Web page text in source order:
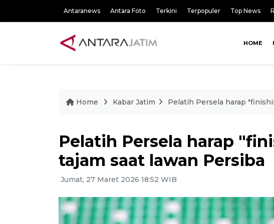
Antaranews Antara Foto Terkini Terpopuler Top News
HOME
Home Kabar Jatim Pelatih Persela harap
Pelatih Persela harap
tajam saat lawan Persiba
Jumat, 27 Maret 2026 18:52 WIB